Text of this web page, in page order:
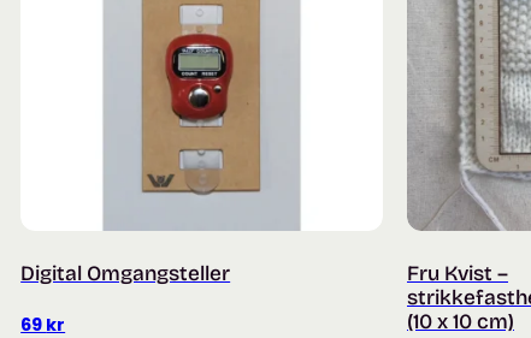
Digital Omgangsteller
69 kr
Fru Kvist –
(10 x 10 cm)